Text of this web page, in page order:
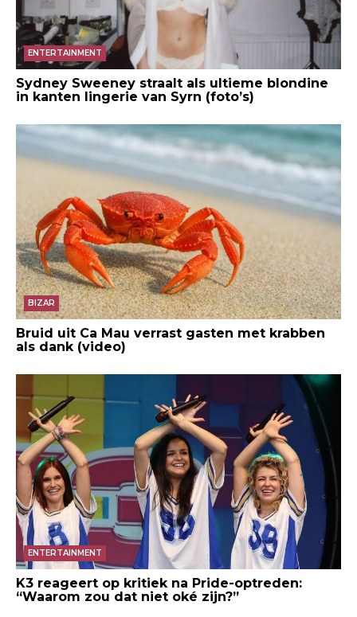
ENTERTAINMENT
Sydney Sweeney straalt als ultieme blondine
in kanten lingerie van Syrn (foto’s)
BIZAR
Bruid uit Ca Mau verrast gasten met krabben
als dank (video)
ENTERTAINMENT
K3 reageert op kritiek na Pride-optreden:
“Waarom zou dat niet oké zijn?”